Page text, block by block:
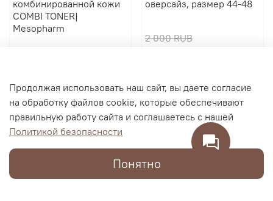
комбинированной кожи
COMBI TONER|
Mesopharm
оверсайз, размер 44-48
2 000 RUB
Продолжая использовать наш сайт, вы даете согласие
на обработку файлов cookie, которые обеспечивают
правильную работу сайта и соглашаетесь с нашей
Политикой безопасности
Понятно